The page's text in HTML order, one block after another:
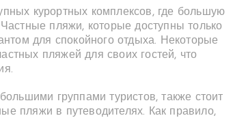
курортных комплексов, где большую
пляжи, которые доступны только
для спокойного отдыха. Некоторые
пляжей для своих гостей, что
группами туристов, также стоит
пляжи в путеводителях. Как правило,